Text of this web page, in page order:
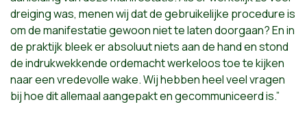
dreiging was, menen wij dat de gebruikelijke procedure is
om de manifestatie gewoon niet te laten doorgaan? En in
de praktijk bleek er absoluut niets aan de hand en stond
de indrukwekkende ordemacht werkeloos toe te kijken
naar een vredevolle wake. Wij hebben heel veel vragen
bij hoe dit allemaal aangepakt en gecommuniceerd is.”